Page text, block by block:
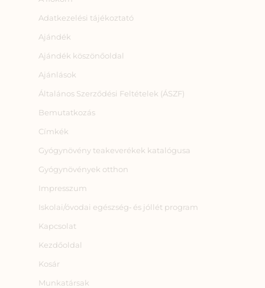
Adatkezelési tájékoztató
Ajándék
Ajándék köszönőoldal
Ajánlások
Általános Szerződési Feltételek (ÁSZF)
Bemutatkozás
Címkék
Gyógynövény teakeverékek katalógusa
Gyógynövények otthon
Impresszum
Iskolai/óvodai egészség‑ és jóllét program
Kapcsolat
Kezdőoldal
Kosár
Munkatársak